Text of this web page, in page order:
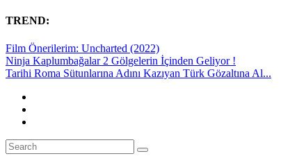
TREND:
Film Önerilerim: Uncharted (2022)
Ninja Kaplumbağalar 2 Gölgelerin İçinden Geliyor !
Tarihi Roma Sütunlarına Adını Kazıyan Türk Gözaltına Al...